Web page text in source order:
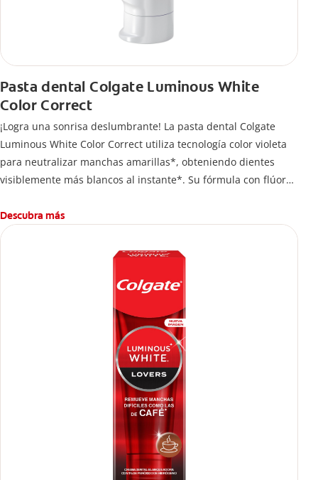
Pasta dental Colgate Luminous White
Color Correct
¡Logra una sonrisa deslumbrante! La pasta dental Colgate
Luminous White Color Correct utiliza tecnología color violeta
para neutralizar manchas amarillas*, obteniendo dientes
visiblemente más blancos al instante*. Su fórmula con flúor
radiante en todo momento.
*El efecto es temporal.
Descubra más